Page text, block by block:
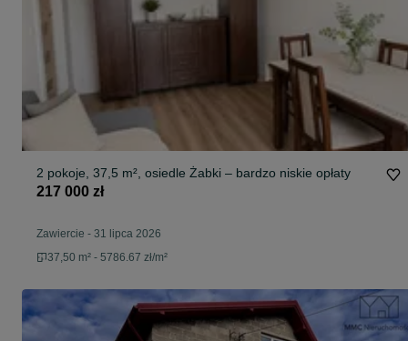
2 pokoje, 37,5 m², osiedle Żabki – bardzo niskie opłaty
217 000 zł
Zawiercie - 31 lipca 2026
37,50 m² - 5786.67 zł/m²